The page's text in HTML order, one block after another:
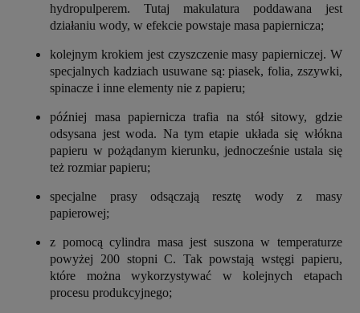
hydropulperem. Tutaj makulatura poddawana jest
działaniu wody, w efekcie powstaje masa papiernicza;
kolejnym krokiem jest czyszczenie masy papierniczej. W
specjalnych kadziach usuwane są: piasek, folia, zszywki,
spinacze i inne elementy nie z papieru;
później masa papiernicza trafia na stół sitowy, gdzie
odsysana jest woda. Na tym etapie układa się włókna
papieru w pożądanym kierunku, jednocześnie ustala się
też rozmiar papieru;
specjalne prasy odsączają resztę wody z masy
papierowej;
z pomocą cylindra masa jest suszona w temperaturze
powyżej 200 stopni C. Tak powstają wstęgi papieru,
które można wykorzystywać w kolejnych etapach
procesu produkcyjnego;